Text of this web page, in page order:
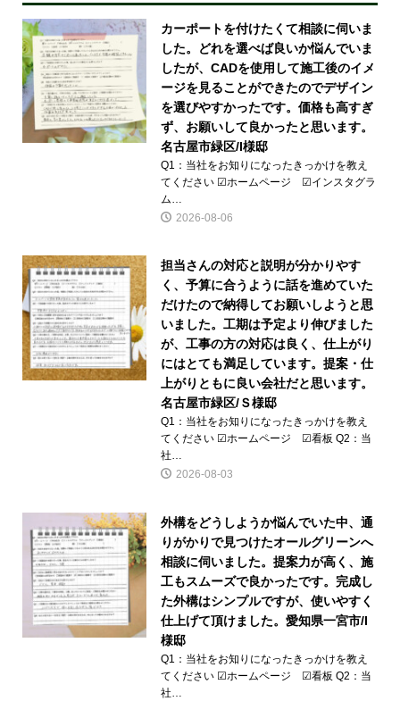
カーポートを付けたくて相談に伺いま
した。どれを選べば良いか悩んでいま
したが、CADを使用して施工後のイメ
ージを見ることができたのでデザイン
を選びやすかったです。価格も高すぎ
ず、お願いして良かったと思います。
名古屋市緑区/I様邸
Q1：当社をお知りになったきっかけを教え
てください ☑ホームページ ☑インスタグラ
ム…
2026-08-06
担当さんの対応と説明が分かりやす
く、予算に合うように話を進めていた
だけたので納得してお願いしようと思
いました。工期は予定より伸びました
が、工事の方の対応は良く、仕上がり
にはとても満足しています。提案・仕
上がりともに良い会社だと思います。
名古屋市緑区/Ｓ様邸
Q1：当社をお知りになったきっかけを教え
てください ☑ホームページ ☑看板 Q2：当
社…
2026-08-03
外構をどうしようか悩んでいた中、通
りがかりで見つけたオールグリーンへ
相談に伺いました。提案力が高く、施
工もスムーズで良かったです。完成し
た外構はシンプルですが、使いやすく
仕上げて頂けました。愛知県一宮市/I
様邸
Q1：当社をお知りになったきっかけを教え
てください ☑ホームページ ☑看板 Q2：当
社…